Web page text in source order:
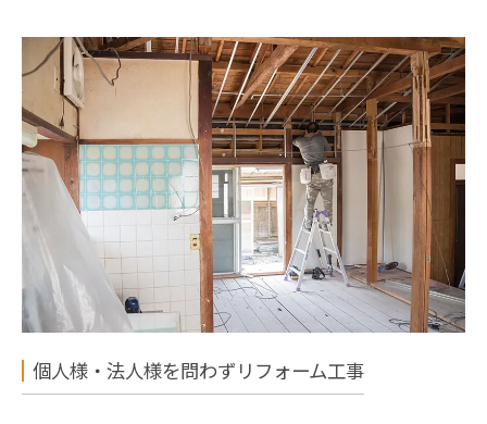
個人様・法人様を問わずリフォーム工事